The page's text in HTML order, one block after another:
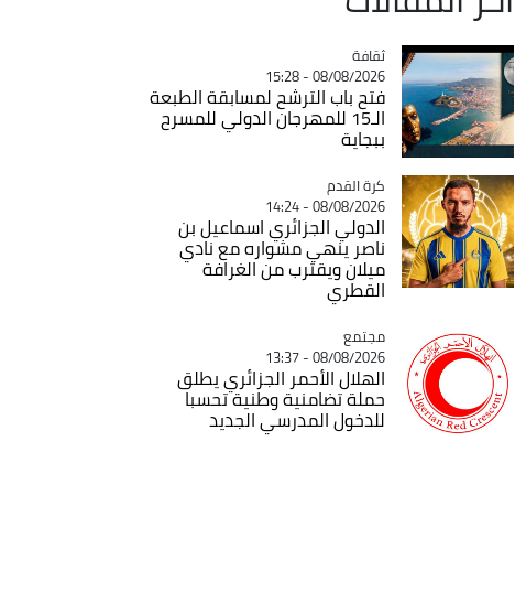
Catégorie
ثقافة
08/08/2026 - 15:28
فتح باب الترشح لمسابقة الطبعة
الـ15 للمهرجان الدولي للمسرح
ببجاية
Catégorie
كرة القدم
08/08/2026 - 14:24
الدولي الجزائري اسماعيل بن
ناصر ينهي مشواره مع نادي
ميلان ويقترب من الغرافة
القطري
Catégorie
مجتمع
08/08/2026 - 13:37
الهلال الأحمر الجزائري يطلق
حملة تضامنية وطنية تحسبا
للدخول المدرسي الجديد